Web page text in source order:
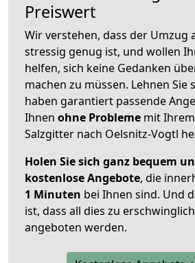
Preiswert
Wir verstehen, dass der Umzug
stressig genug ist, und wollen
helfen, sich keine Gedanken
machen zu müssen. Lehnen Sie
haben garantiert passende
Ihnen ohne Probleme mit
Salzgitter nach Oelsnitz-Vogtl
Holen Sie sich ganz bequem
kostenlose Angebote, die
1 Minuten bei Ihnen sind. Und
ist, dass all dies zu
angeboten werden.